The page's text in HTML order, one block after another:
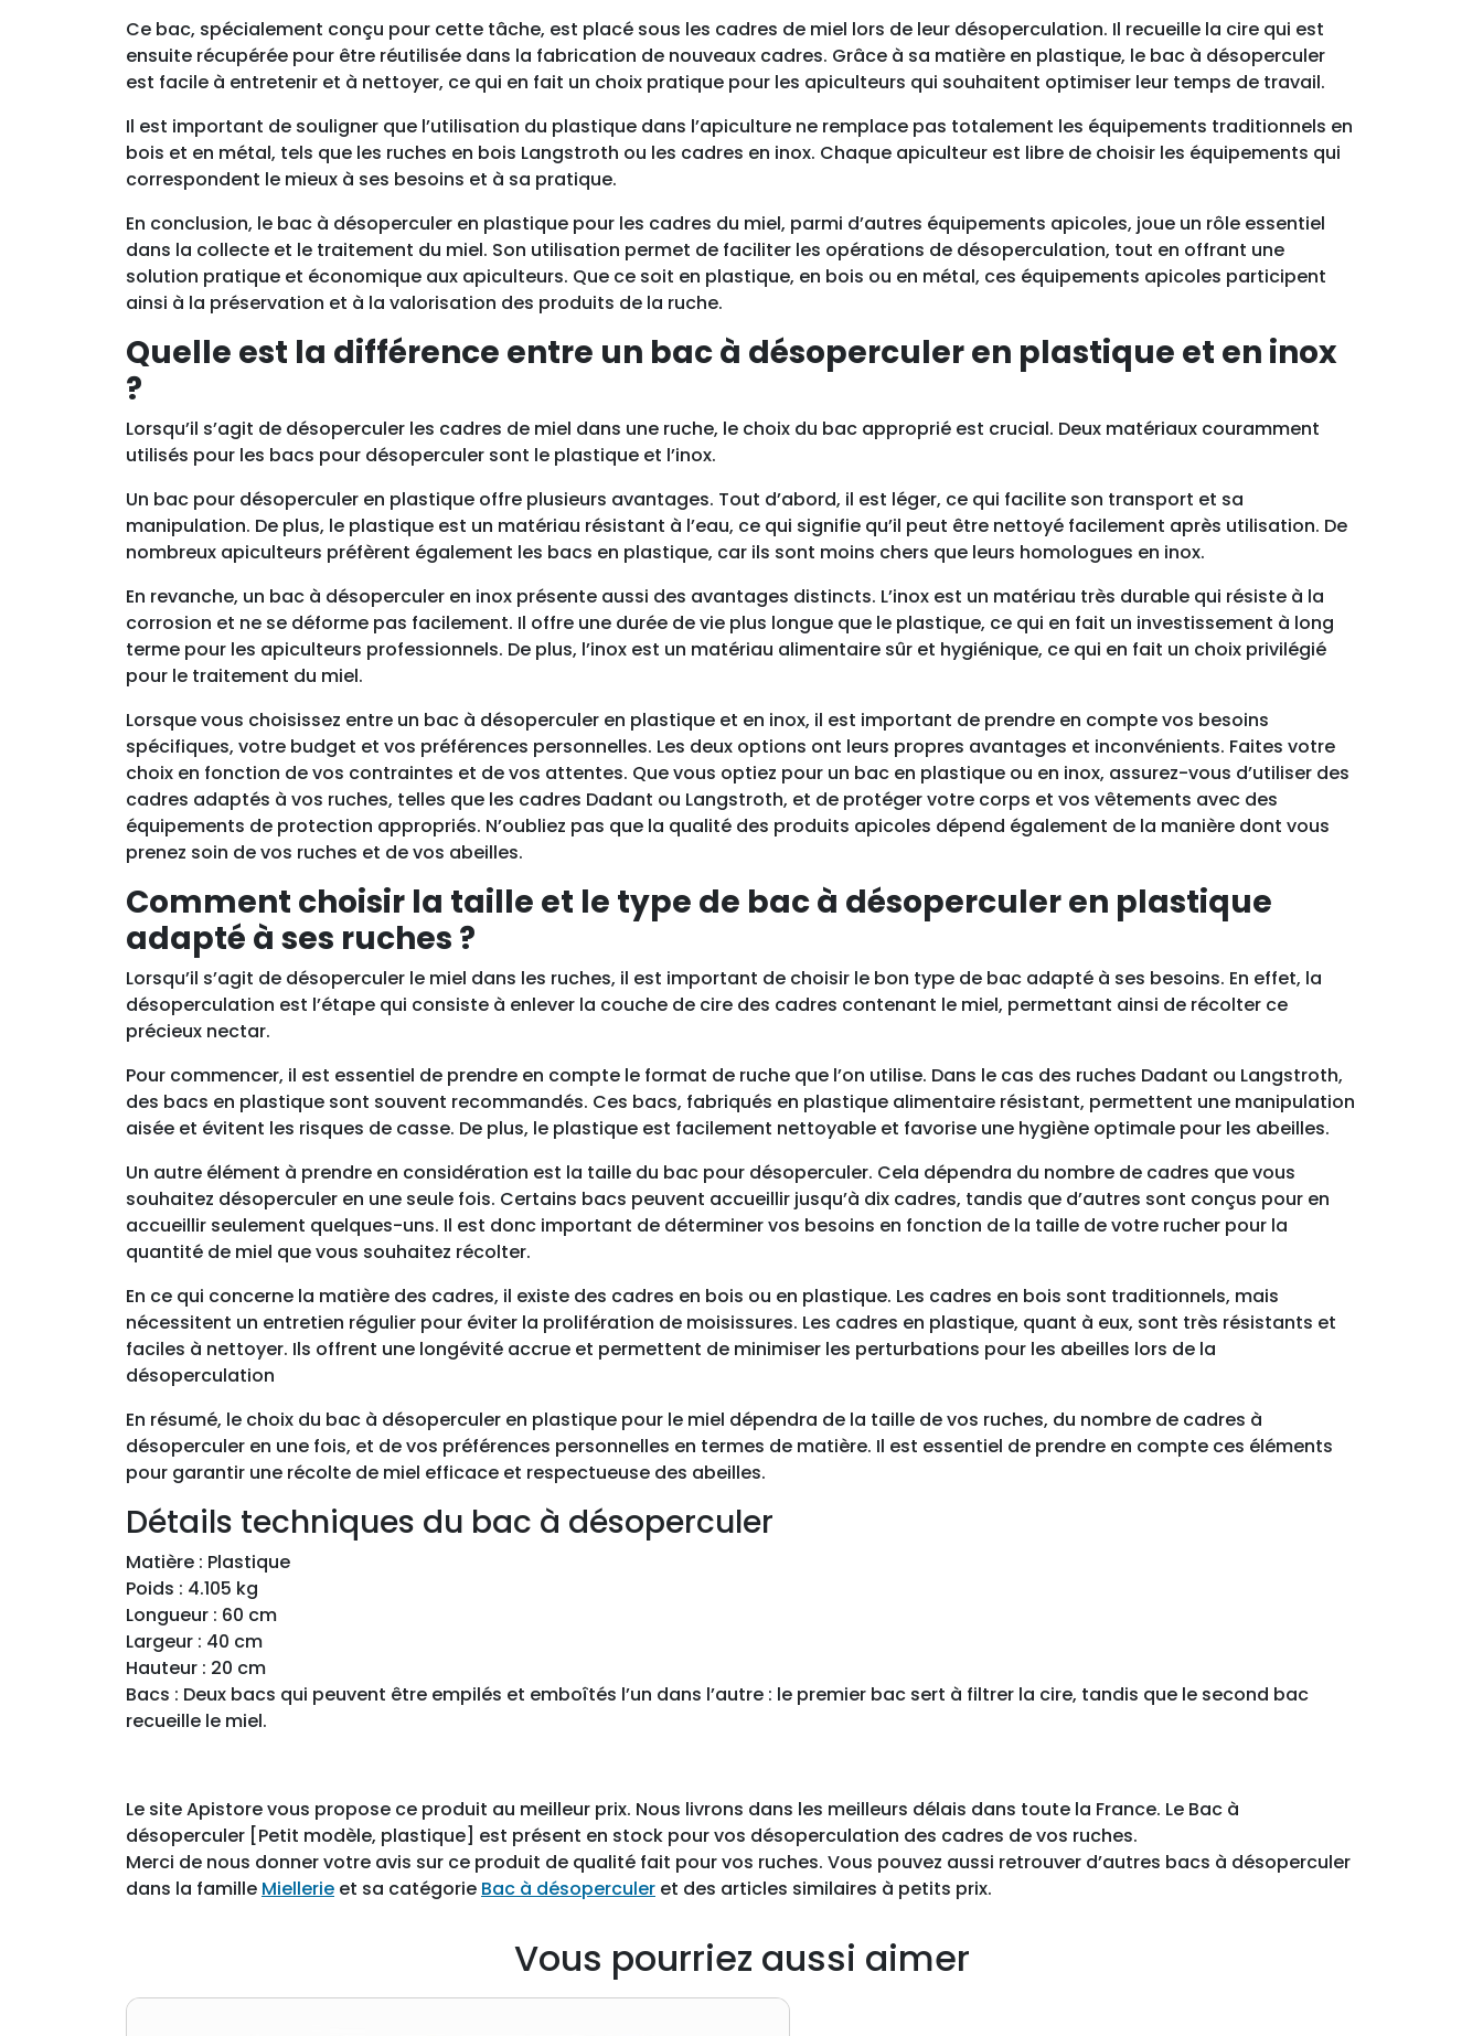
è
l
e
p
l
s
t
i
q
e
Ce bac, spécialement conçu pour cette tâche, est placé sous les cadres de miel lors de leur désoperculation. Il recueille la cire qui est
ensuite récupérée pour être réutilisée dans la fabrication de nouveaux cadres. Grâce à sa matière en plastique, le bac à désoperculer
est facile à entretenir et à nettoyer, ce qui en fait un choix pratique pour les apiculteurs qui souhaitent optimiser leur temps de travail.
Il est important de souligner que l’utilisation du plastique dans l’apiculture ne remplace pas totalement les équipements traditionnels en
bois et en métal, tels que les ruches en bois Langstroth ou les cadres en inox. Chaque apiculteur est libre de choisir les équipements qui
correspondent le mieux à ses besoins et à sa pratique.
En conclusion, le bac à désoperculer en plastique pour les cadres du miel, parmi d’autres équipements apicoles, joue un rôle essentiel
dans la collecte et le traitement du miel. Son utilisation permet de faciliter les opérations de désoperculation, tout en offrant une
solution pratique et économique aux apiculteurs. Que ce soit en plastique, en bois ou en métal, ces équipements apicoles participent
ainsi à la préservation et à la valorisation des produits de la ruche.
Quelle est la différence entre un bac à désoperculer en plastique et en inox
?
Lorsqu’il s’agit de désoperculer les cadres de miel dans une ruche, le choix du bac approprié est crucial. Deux matériaux couramment
utilisés pour les bacs pour désoperculer sont le plastique et l’inox.
Un bac pour désoperculer en plastique offre plusieurs avantages. Tout d’abord, il est léger, ce qui facilite son transport et sa
manipulation. De plus, le plastique est un matériau résistant à l’eau, ce qui signifie qu’il peut être nettoyé facilement après utilisation. De
nombreux apiculteurs préfèrent également les bacs en plastique, car ils sont moins chers que leurs homologues en inox.
En revanche, un bac à désoperculer en inox présente aussi des avantages distincts. L’inox est un matériau très durable qui résiste à la
corrosion et ne se déforme pas facilement. Il offre une durée de vie plus longue que le plastique, ce qui en fait un investissement à long
terme pour les apiculteurs professionnels. De plus, l’inox est un matériau alimentaire sûr et hygiénique, ce qui en fait un choix privilégié
pour le traitement du miel.
Lorsque vous choisissez entre un bac à désoperculer en plastique et en inox, il est important de prendre en compte vos besoins
spécifiques, votre budget et vos préférences personnelles. Les deux options ont leurs propres avantages et inconvénients. Faites votre
choix en fonction de vos contraintes et de vos attentes. Que vous optiez pour un bac en plastique ou en inox, assurez-vous d’utiliser des
cadres adaptés à vos ruches, telles que les cadres Dadant ou Langstroth, et de protéger votre corps et vos vêtements avec des
équipements de protection appropriés. N’oubliez pas que la qualité des produits apicoles dépend également de la manière dont vous
prenez soin de vos ruches et de vos abeilles.
Comment choisir la taille et le type de bac à désoperculer en plastique
adapté à ses ruches ?
Lorsqu’il s’agit de désoperculer le miel dans les ruches, il est important de choisir le bon type de bac adapté à ses besoins. En effet, la
désoperculation est l’étape qui consiste à enlever la couche de cire des cadres contenant le miel, permettant ainsi de récolter ce
précieux nectar.
Pour commencer, il est essentiel de prendre en compte le format de ruche que l’on utilise. Dans le cas des ruches Dadant ou Langstroth,
des bacs en plastique sont souvent recommandés. Ces bacs, fabriqués en plastique alimentaire résistant, permettent une manipulation
aisée et évitent les risques de casse. De plus, le plastique est facilement nettoyable et favorise une hygiène optimale pour les abeilles.
Un autre élément à prendre en considération est la taille du bac pour désoperculer. Cela dépendra du nombre de cadres que vous
souhaitez désoperculer en une seule fois. Certains bacs peuvent accueillir jusqu’à dix cadres, tandis que d’autres sont conçus pour en
accueillir seulement quelques-uns. Il est donc important de déterminer vos besoins en fonction de la taille de votre rucher pour la
quantité de miel que vous souhaitez récolter.
En ce qui concerne la matière des cadres, il existe des cadres en bois ou en plastique. Les cadres en bois sont traditionnels, mais
nécessitent un entretien régulier pour éviter la prolifération de moisissures. Les cadres en plastique, quant à eux, sont très résistants et
faciles à nettoyer. Ils offrent une longévité accrue et permettent de minimiser les perturbations pour les abeilles lors de la
désoperculation
En résumé, le choix du bac à désoperculer en plastique pour le miel dépendra de la taille de vos ruches, du nombre de cadres à
désoperculer en une fois, et de vos préférences personnelles en termes de matière. Il est essentiel de prendre en compte ces éléments
pour garantir une récolte de miel efficace et respectueuse des abeilles.
Détails techniques du bac à désoperculer
Matière : Plastique
Poids : 4.105 kg
Longueur : 60 cm
Largeur : 40 cm
Hauteur : 20 cm
Bacs : Deux bacs qui peuvent être empilés et emboîtés l’un dans l’autre : le premier bac sert à filtrer la cire, tandis que le second bac
recueille le miel.
Le site Apistore vous propose ce produit au meilleur prix. Nous livrons dans les meilleurs délais dans toute la France. Le Bac à
désoperculer [Petit modèle, plastique] est présent en stock pour vos désoperculation des cadres de vos ruches.
Merci de nous donner votre avis sur ce produit de qualité fait pour vos ruches. Vous pouvez aussi retrouver d’autres bacs à désoperculer
dans la famille Miellerie et sa catégorie Bac à désoperculer et des articles similaires à petits prix.
Vous pourriez aussi aimer